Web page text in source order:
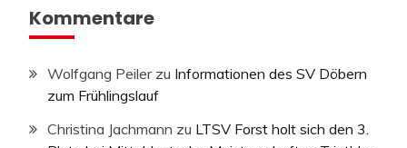
Kommentare
Wolfgang Peilerzu Informationen des SV Döbern
zum Frühlingslauf
Christina Jachmann zu LTSV Forst holt sich den 3.